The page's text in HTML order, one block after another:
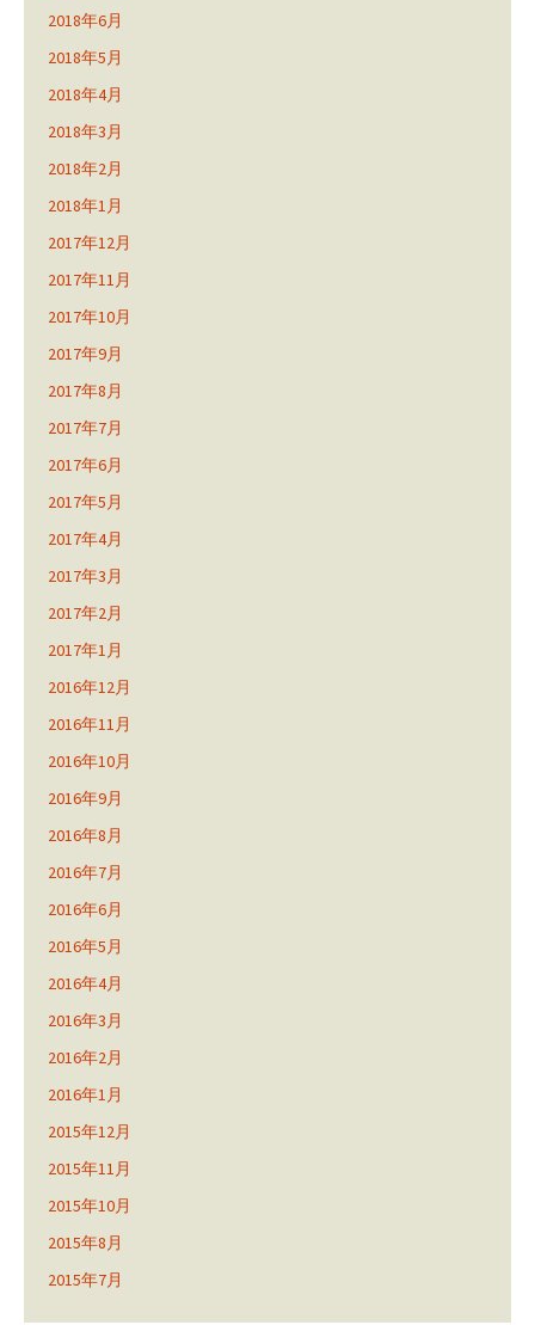
2018年6月
2018年5月
2018年4月
2018年3月
2018年2月
2018年1月
2017年12月
2017年11月
2017年10月
2017年9月
2017年8月
2017年7月
2017年6月
2017年5月
2017年4月
2017年3月
2017年2月
2017年1月
2016年12月
2016年11月
2016年10月
2016年9月
2016年8月
2016年7月
2016年6月
2016年5月
2016年4月
2016年3月
2016年2月
2016年1月
2015年12月
2015年11月
2015年10月
2015年8月
2015年7月